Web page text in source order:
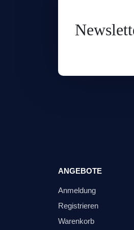
ANGEBOTE
Anmeldung
Registrieren
Warenkorb